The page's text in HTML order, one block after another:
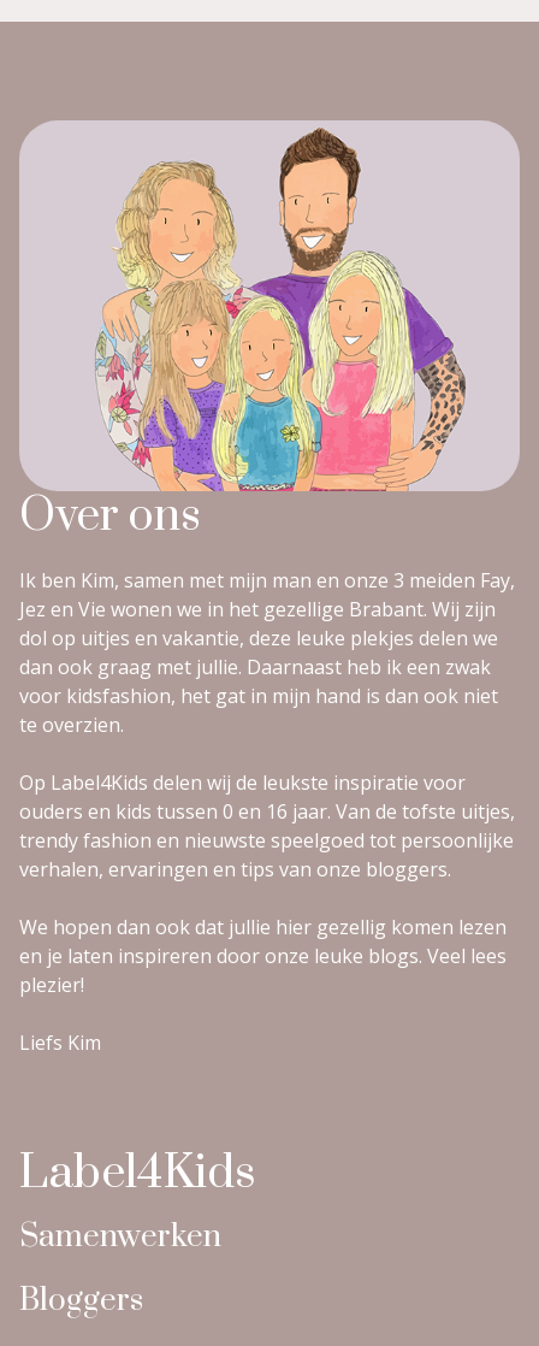
Over ons
Ik ben Kim, samen met mijn man en onze 3 meiden Fay,
Jez en Vie wonen we in het gezellige Brabant. Wij zijn
dol op uitjes en vakantie, deze leuke plekjes delen we
dan ook graag met jullie. Daarnaast heb ik een zwak
voor kidsfashion, het gat in mijn hand is dan ook niet
te overzien.
Op Label4Kids delen wij de leukste inspiratie voor
ouders en kids tussen 0 en 16 jaar. Van de tofste uitjes,
trendy fashion en nieuwste speelgoed tot persoonlijke
verhalen, ervaringen en tips van onze bloggers.
We hopen dan ook dat jullie hier gezellig komen lezen
en je laten inspireren door onze leuke blogs. Veel lees
plezier!
Liefs Kim
Label4Kids
Samenwerken
Bloggers